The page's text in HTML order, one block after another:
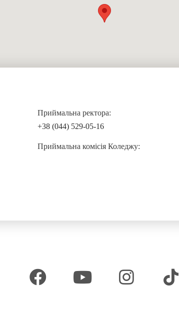
Приймальна ректора:
+38 (044) 529-05-16
Приймальна комісія Коледжу: